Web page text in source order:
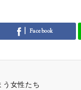
Facebook
う女性たち